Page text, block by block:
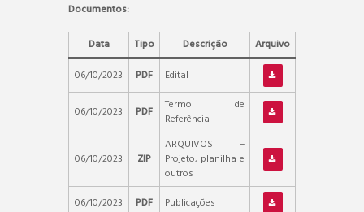
Documentos:
Data Tipo Descrição
Arquivo
06/10/2023
PDF Edital
06/10/2023 PDF
Termo de
Referência
06/10/2023 ZIP
ARQUIVOS –
Projeto, planilha e
outros
06/10/2023
PDF Publicações